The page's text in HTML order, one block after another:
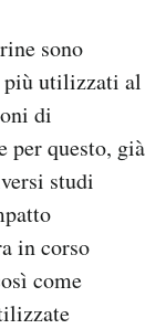
sono
più utilizzati al
di
per questo, già
studi
in corso
come